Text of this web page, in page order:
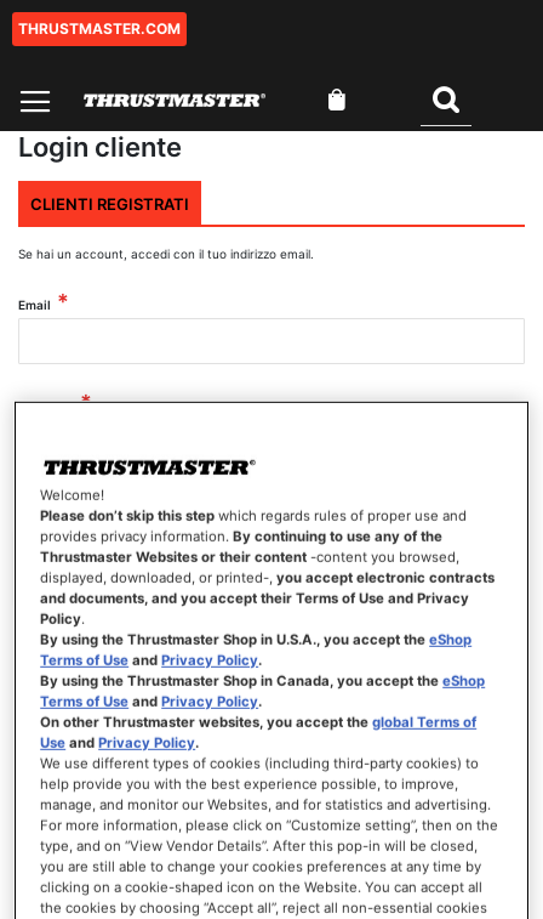
Salta
THRUSTMASTER.COM
Login cliente
CLIENTI REGISTRATI
Se hai un account, accedi con il tuo indirizzo email.
Email
Password
Mostra password
ACCEDI
Hai dimenticato la password?
NUOVI CLIENTI
La creazione di un account ha molti vantaggi: check-out veloce, salvare più di un
indirizzo, tenere traccia degli ordini e altro ancora.
Welcome!
Please don’t skip this step which regards rules of proper use and
provides privacy information.By continuing to use any of the
Thrustmaster Websites or their content -content you browsed,
displayed, downloaded, or printed-,you accept electronic contracts
and documents, and you accept their Terms of Use and Privacy
Policy.
By using the Thrustmaster Shop in U.S.A., you accept theeShop
Terms of Use andPrivacy Policy.
By using the Thrustmaster Shop in Canada, you accept theeShop
Terms of Use andPrivacy Policy.
On other Thrustmaster websites, you accept theglobal Terms of
Use andPrivacy Policy.
We use different types of cookies (including third-party cookies) to
help provide you with the best experience possible, to improve,
manage, and monitor our Websites, and for statistics and advertising.
For more information, please click on “Customize setting”, then on the
type, and on “View Vendor Details”. After this pop-in will be closed,
you are still able to change your cookies preferences at any time by
clicking on a cookie-shaped icon on the Website. You can accept all
the cookies by choosing “Accept all”, reject all non-essential cookies